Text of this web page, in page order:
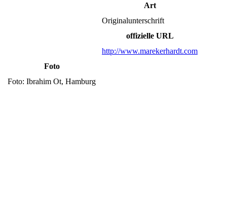
Art
Originalunterschrift
offizielle URL
http://www.marekerhardt.com
Foto
Foto: Ibrahim Ot, Hamburg